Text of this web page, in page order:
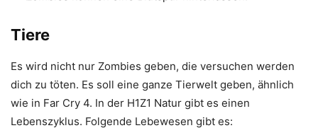
Tiere
Es wird nicht nur Zombies geben, die versuchen werden
dich zu töten. Es soll eine ganze Tierwelt geben, ähnlich
wie in Far Cry 4. In der H1Z1 Natur gibt es einen
Lebenszyklus. Folgende Lebewesen gibt es: